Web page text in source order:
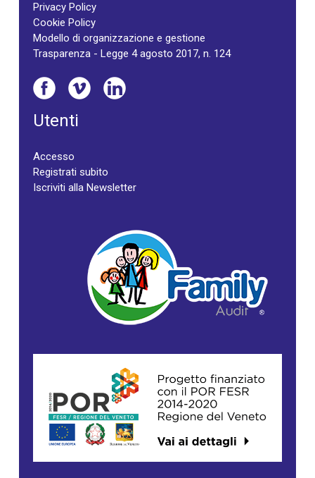
Privacy Policy
Cookie Policy
Modello di organizzazione e gestione
Trasparenza - Legge 4 agosto 2017, n. 124
Utenti
Accesso
Registrati subito
Iscriviti alla Newsletter